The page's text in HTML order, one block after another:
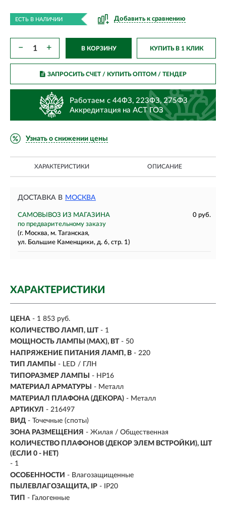
ЕСТЬ В НАЛИЧИИ Добавить к сравнению
− + В КОРЗИНУ КУПИТЬ В 1 КЛИК
ЗАПРОСИТЬ СЧЕТ / КУПИТЬ ОПТОМ/ ТЕНДЕР
Работаем с 44ФЗ, 223ФЗ, 275ФЗ
Аккредитация на АСТ ГОЗ
Узнать о снижении цены
ХАРАКТЕРИСТИКИ ОПИСАНИЕ
ДОСТАВКА В МОСКВА
САМОВЫВОЗ ИЗ МАГАЗИНА
0 руб.
по предварительному заказу
(г. Москва, м. Таганская,
ул. Большие Каменщики, д. 6, стр. 1)
ХАРАКТЕРИСТИКИ
ЦЕНА - 1 853 руб.
КОЛИЧЕСТВО ЛАМП, ШТ - 1
МОЩНОСТЬ ЛАМПЫ (MAX), ВТ - 50
НАПРЯЖЕНИЕ ПИТАНИЯ ЛАМП, В - 220
ТИП ЛАМПЫ
- LED / ГЛН
ТИПОРАЗМЕР ЛАМПЫ
- HP16
МАТЕРИАЛ АРМАТУРЫ
- Металл
МАТЕРИАЛ ПЛАФОНА (ДЕКОРА) - Металл
АРТИКУЛ - 216497
ВИД - Точечные (споты)
ЗОНА РАЗМЕЩЕНИЯ - Жилая / Общественная
КОЛИЧЕСТВО ПЛАФОНОВ (ДЕКОР ЭЛЕМ ВСТРОЙКИ), ШТ
(ЕСЛИ 0 - НЕТ)
- 1
ОСОБЕННОСТИ - Влагозащищенные
ПЫЛЕВЛАГОЗАЩИТА, IP - IP20
ТИП - Галогенные